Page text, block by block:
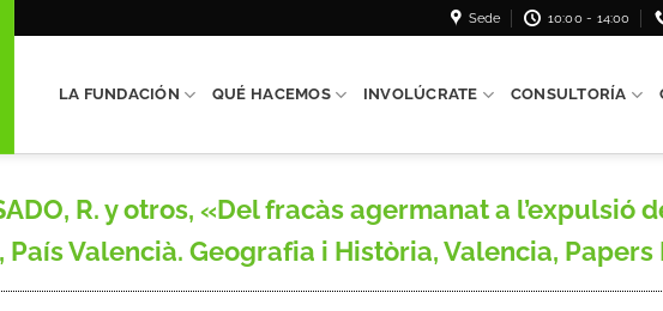
Sede 10:00 - 14:00
LA FUNDACIÓN QUÉ HACEMOS INVOLÚCRATE CONSULTORÍA
R. y otros, «Del fracàs agermanat a
Valencià. Geografia i Història, Valencia, Papers